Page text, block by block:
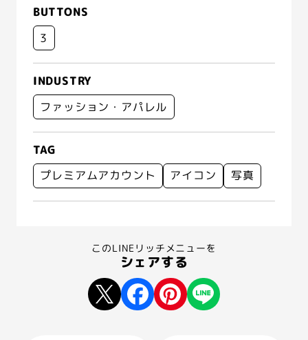
BUTTONS
3
INDUSTRY
ファッション・アパレル
TAG
プレミアムアカウント
アイコン 写真
このLINEリッチメニューを
シェアする